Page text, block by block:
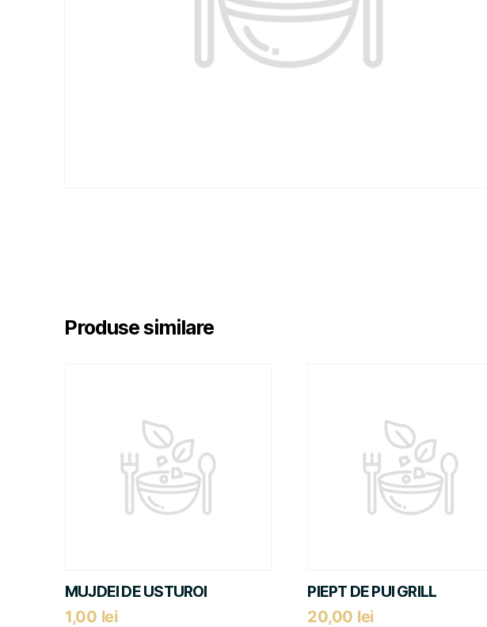
Produse similare
MUJDEI DE USTUROI
1,00 lei
PIEPT DE PUI GRILL
20,00 lei